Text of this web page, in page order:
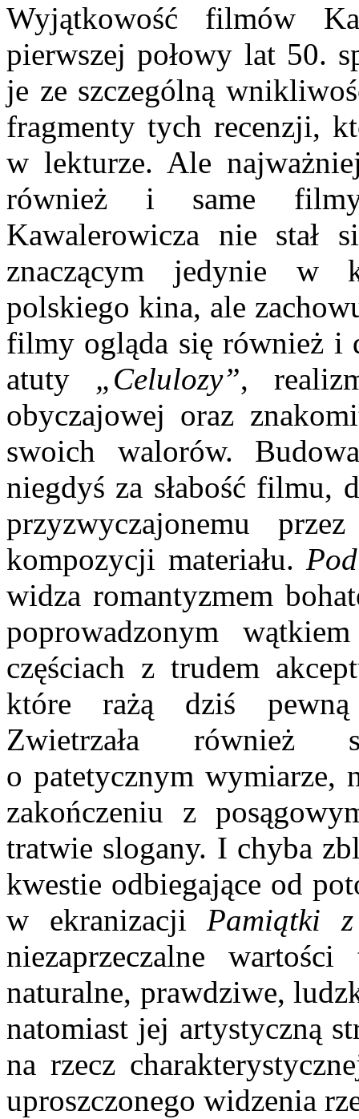
Wyjątkowość filmów
pierwszej połowy lat 50.
je ze szczególną
fragmenty tych recenzji,
w lekturze. Ale
również i same
Kawalerowicza nie stał
znaczącym jedynie w
polskiego kina, ale
filmy ogląda się również i
atuty „Celulozy”,
obyczajowej oraz
swoich walorów.
niegdyś za słabość filmu,
przyzwyczajonemu
kompozycji materiału.
widza romantyzmem
poprowadzonym
częściach z trudem
które rażą dziś pewną
Zwietrzała również
o patetycznym wymiarze,
zakończeniu z
tratwie slogany. I chyba
kwestie odbiegające od
w ekra­nizacjiPamiątki
niezaprzeczalne
naturalne, prawdziwe,
natomiast jej artystyczną
na rzecz
uproszczonego wi­dzenia